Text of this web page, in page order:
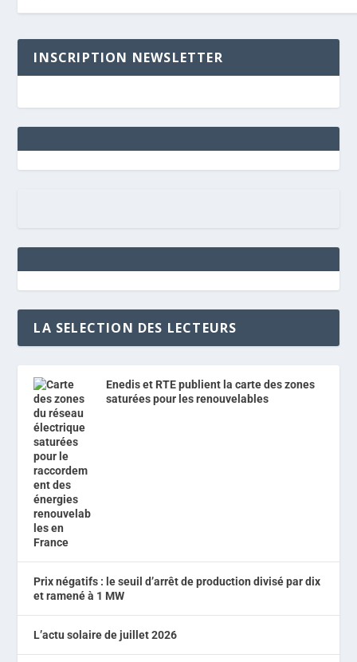
INSCRIPTION NEWSLETTER
LA SELECTION DES LECTEURS
Enedis et RTE publient la carte des zones
saturées pour les renouvelables
Prix négatifs : le seuil d’arrêt de production divisé par dix
et ramené à 1 MW
L’actu solaire de juillet 2026